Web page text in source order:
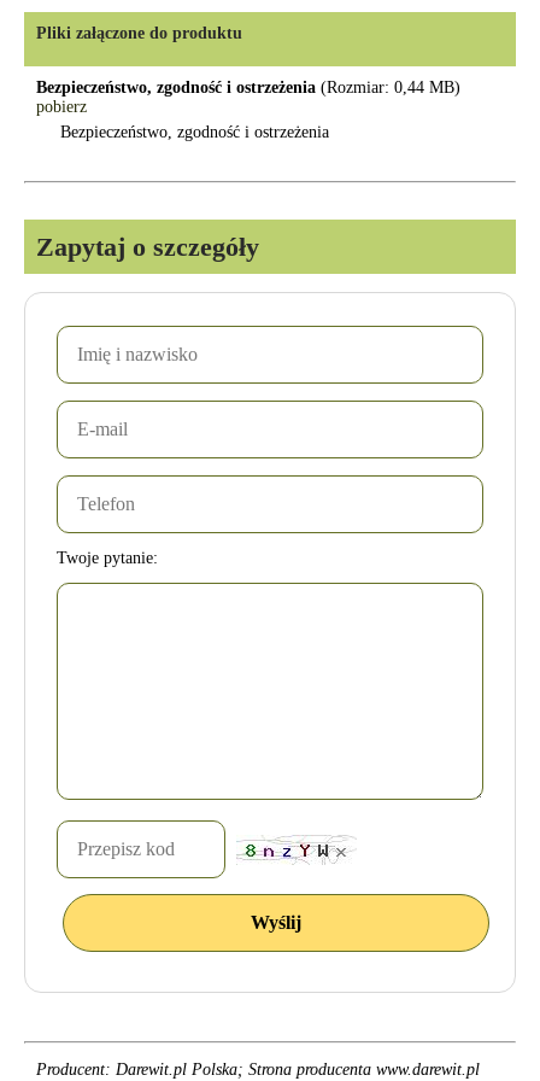
Pliki załączone do produktu
Bezpieczeństwo, zgodność i ostrzeżenia (Rozmiar: 0,44 MB)
pobierz
Bezpieczeństwo, zgodność i ostrzeżenia
Zapytaj o szczegóły
Twoje pytanie:
Producent: Darewit.pl Polska; Strona producenta www.darewit.pl